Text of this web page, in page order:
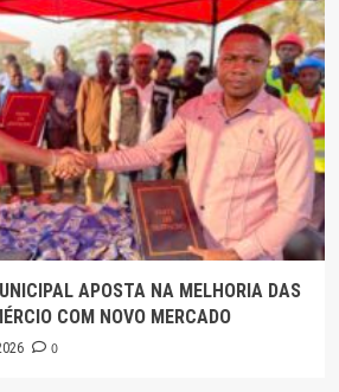
APOSTA NA MELHORIA DAS
COM NOVO MERCADO
0